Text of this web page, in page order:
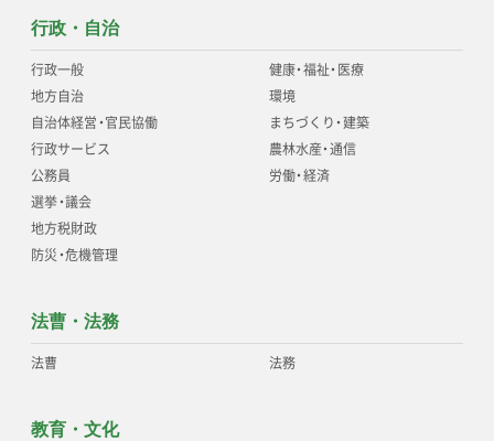
行政・自治
行政一般
地方自治
自治体経営・官民協働
行政サービス
公務員
選挙・議会
地方税財政
防災・危機管理
健康・福祉・医療
環境
まちづくり・建築
農林水産・通信
労働・経済
法曹・法務
法曹 法務
教育・文化